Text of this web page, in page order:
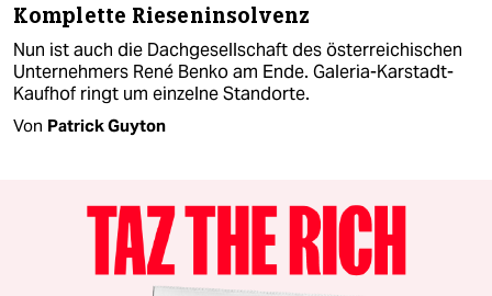
Komplette Rieseninsolvenz
Nun ist auch die Dachgesellschaft des österreichischen
Unternehmers René Benko am Ende. Galeria-Karstadt-
Kaufhof ringt um einzelne Standorte.
Von Patrick Guyton